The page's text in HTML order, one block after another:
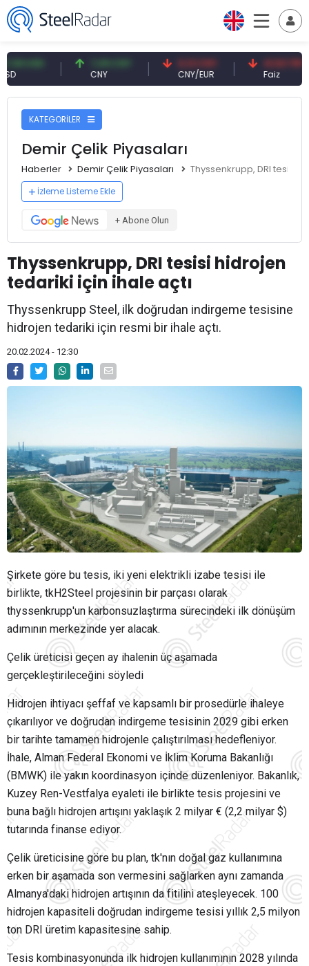
7,09 CNY
CNY
0,13 CNY
CNY/EUR
41,53 TRY
Faiz
KATEGORİLER
Demir Çelik Piyasaları
Haberler Demir Çelik Piyasaları Thyssenkrupp, DRI tesisi
İzleme Listeme Ekle
+ Abone Olun
Thyssenkrupp, DRI tesisi hidrojen
tedariki için ihale açtı
Thyssenkrupp Steel, ilk doğrudan indirgeme tesisine
hidrojen tedariki için resmi bir ihale açtı.
20.02.2024 - 12:30
Şirkete göre bu tesis, iki yeni elektrikli izabe tesisi ile
birlikte, tkH2Steel projesinin bir parçası olarak
thyssenkrupp'un karbonsuzlaştırma sürecindeki ilk dönüşüm
adımının merkezinde yer alacak.
Çelik üreticisi geçen ay ihalenin üç aşamada
gerçekleştirileceğini söyledi
Hidrojen ihtiyacı şeffaf ve kapsamlı bir prosedürle ihaleye
çıkarılıyor ve doğrudan indirgeme tesisinin 2029 gibi erken
bir tarihte tamamen hidrojenle çalıştırılması hedefleniyor.
İhale, Alman Federal Ekonomi ve İklim Koruma Bakanlığı
(BMWK) ile yakın koordinasyon içinde düzenleniyor. Bakanlık,
Kuzey Ren-Vestfalya eyaleti ile birlikte tesis projesini ve
buna bağlı hidrojen artışını yaklaşık 2 milyar € (2,2 milyar $)
tutarında finanse ediyor.
Çelik üreticisine göre bu plan, tk'nın doğal gaz kullanımına
erken bir aşamada son vermesini sağlarken aynı zamanda
Almanya'daki hidrojen artışının da fitilini ateşleyecek. 100
hidrojen kapasiteli doğrudan indirgeme tesisi yıllık 2,5 milyon
ton DRI üretim kapasitesine sahip.
Tesis kombinasyonunda ilk hidrojen kullanımının 2028 yılında